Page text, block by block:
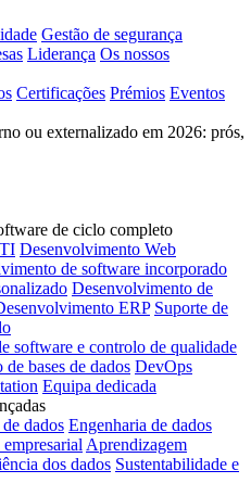
Gestão de segurança
Liderança Os nossos
Certificações Prémios Eventos
ou externalizado em 2026: prós,
de ciclo completo
Desenvolvimento Web
de software incorporado
Desenvolvimento de
ERP Suporte de
software e controlo de qualidade
bases de dados DevOps
Equipa dedicada
dados Engenharia de dados
Aprendizagem
dos dados Sustentabilidade e